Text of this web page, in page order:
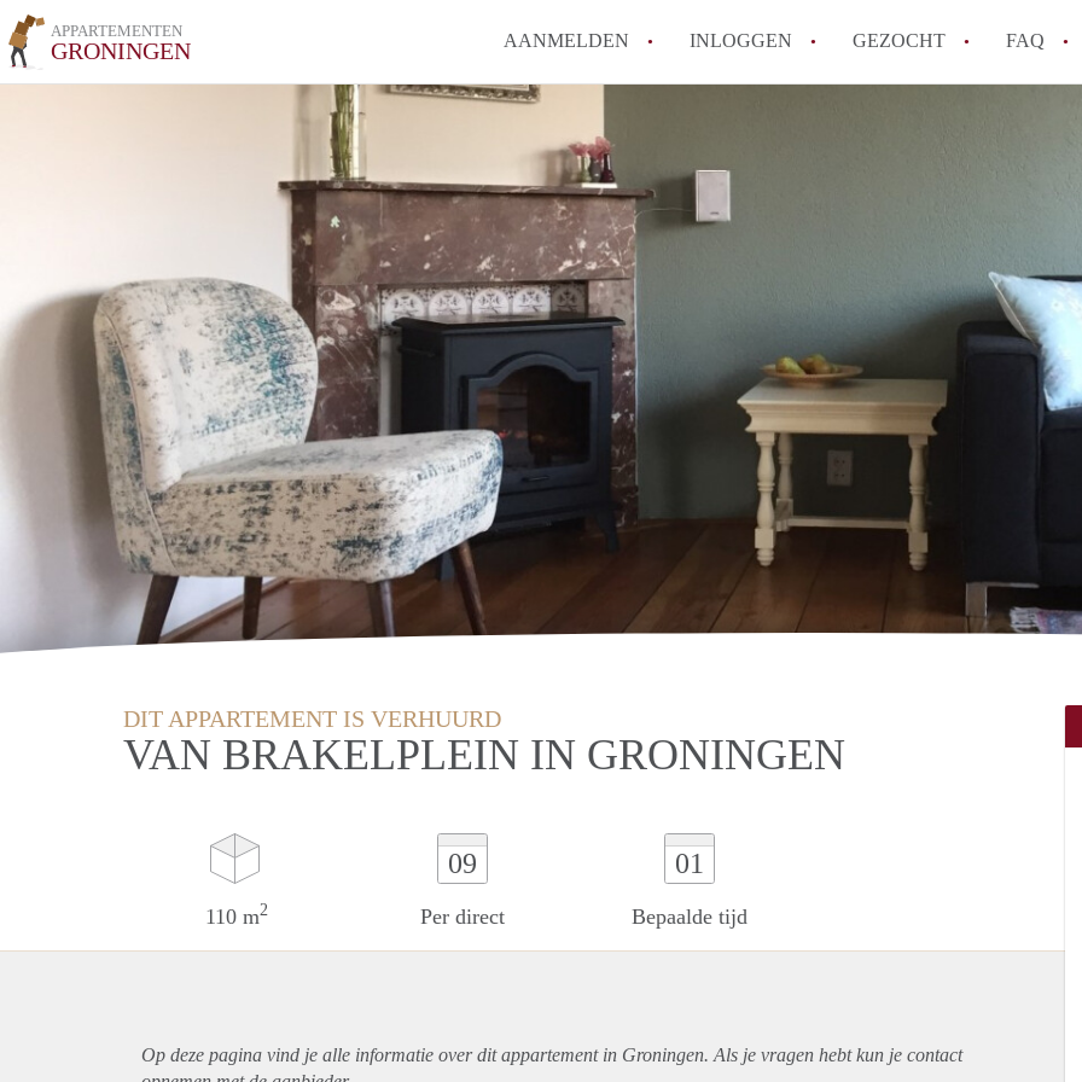
APPARTEMENTEN
GRONINGEN AANMELDEN INLOGGEN GEZOCHT FAQ
Wat is de privacyverklaring van
Alle veelgestelde vragen
DIT APPARTEMENT IS VERHUURD
VAN BRAKELPLEIN IN GRONINGEN
110 m2
09
Per direct
01
Bepaalde tijd
Op deze pagina vind je alle informatie over ditappartementin Groningen. Als je vragen hebt kun je contact